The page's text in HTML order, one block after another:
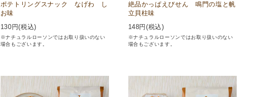
ポテトリングスナック なげわ し
お味
130 円(税込)
※ナチュラルローソンではお取り扱いのない
場合もございます。
絶品かっぱえびせん 鳴門の塩と帆
立貝柱味
148円(税込)
※ナチュラルローソンではお取り扱いのない
場合もございます。